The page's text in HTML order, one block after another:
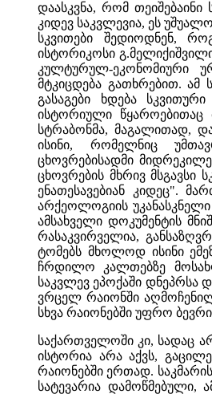
დაასკვნა, რომ
კიდევ საკვლევია, ეს
სკვითები შედიოდნენ,
ისტორიკოსი
კულტურულ-ეკონომიური
მტკიცდება გათხრებით.
გასაგები ხდება
ისტორიული
სტრაბონმა, მაგალითად,
ისინი, რომელნიც
ცხოვრებისადმი
ცხოვრების მხრივ მსგავსი
ენათესავებიან კიდეც".
არქეოლოგიის
ამსახველი დოკუმენტის
რასაკვირველია,
ტომებს მხოლოდ ისინი
ჩრდილო კალთებზე
საკვლევ ეპოქაში დნეპრსა
ვრცელ რაიონში
სხვა რაიონებში უფრო
საქართველოში კი, სადაც
ისტორია არა აქვს,
რაიონებში ერთად.
სატევარია